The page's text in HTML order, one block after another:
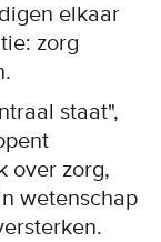
elkaar
zorg
staat",
over zorg,
wetenschap